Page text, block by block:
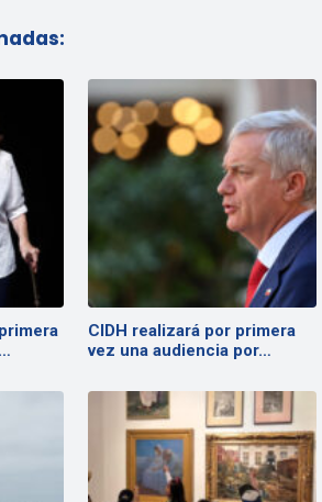
CIDH realizará por primera
vez una audiencia por…